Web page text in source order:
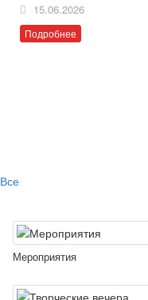
15.06.2026
Подробнее
Все
Мероприятия